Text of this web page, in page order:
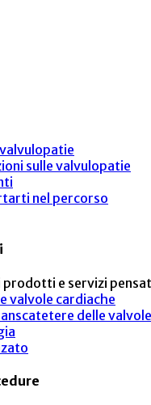
sulle valvulopatie
nel percorso
e servizi
valvole cardiache
delle